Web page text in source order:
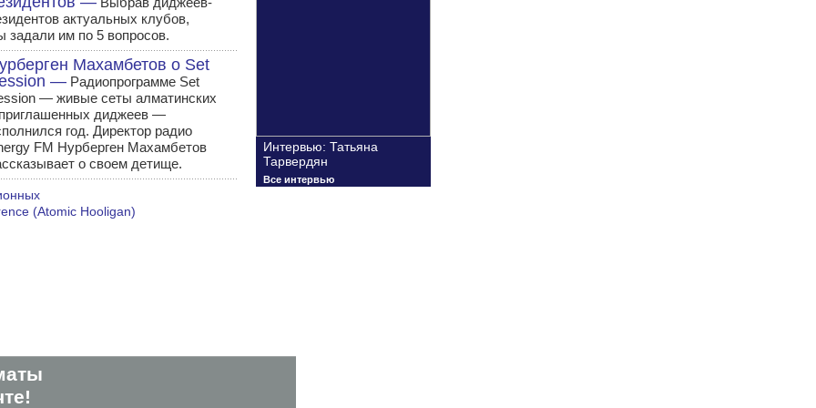
актуальных клубов,
задали им по 5 вопросов.
Махамбетов о Set
—Радиопрограмме Set
— живые сеты алматинских
диджеев —
год. Директор радио
FM Нурберген Махамбетов
о своем детище.
(Atomic Hooligan)
Интервью: Татьяна
Тарвердян
Все интервью